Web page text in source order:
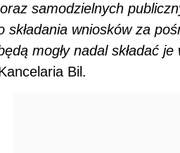
samodzielnych
składania wniosków za
mogły nadal składać
Bil.